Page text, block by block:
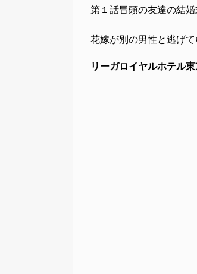
第１話冒頭の友達の結婚
花嫁が別の男性と逃げ
リーガロイヤルホテル